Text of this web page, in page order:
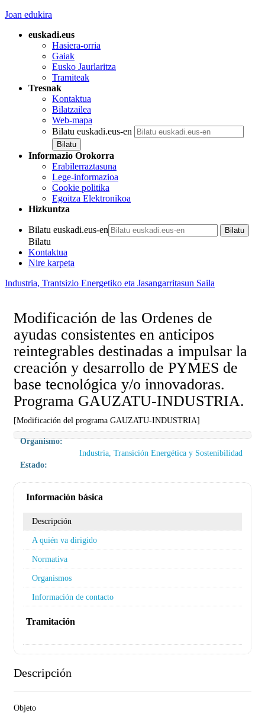
Joan edukira
euskadi.eus
Hasiera-orria
Gaiak
Eusko Jaurlaritza
Tramiteak
Tresnak
Kontaktua
Bilatzailea
Web-mapa
Bilatu euskadi.eus-en
Informazio Orokorra
Erabilerraztasuna
Lege-informazioa
Cookie politika
Egoitza Elektronikoa
Hizkuntza
Bilatu euskadi.eus-en
Bilatu
Kontaktua
Nire karpeta
Industria, Trantsizio Energetiko eta Jasangarritasun Saila
Modificación de las Ordenes de
ayudas consistentes en anticipos
reintegrables destinadas a impulsar la
creación y desarrollo de PYMES de
base tecnológica y/o innovadoras.
Programa GAUZATU-INDUSTRIA.
[Modificación del programa GAUZATU-INDUSTRIA]
Organismo:
Industria, Transición Energética y Sostenibilidad
Estado:
Información básica
Descripción
A quién va dirigido
Normativa
Organismos
Información de contacto
Tramitación
Descripción
Objeto